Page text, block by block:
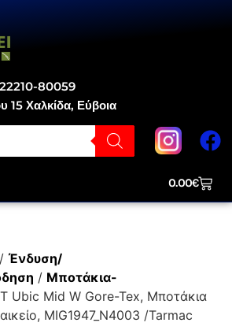
80059
15 Χαλκίδα, Εύβοια
0.00€
Ένδυση/
/ Μποτάκια-
Ubic Mid W Gore-Tex, Μποτάκια
MIG1947_N4003 /Tarmac